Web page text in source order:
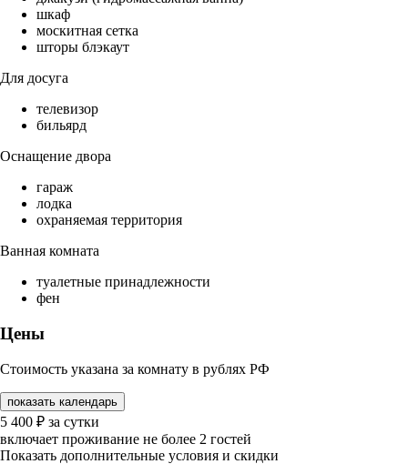
шкаф
москитная сетка
шторы блэкаут
Для досуга
телевизор
бильярд
Оснащение двора
гараж
лодка
охраняемая территория
Ванная комната
туалетные принадлежности
фен
Цены
Стоимость указана за комнату в рублях РФ
показать календарь
5 400 ₽ за сутки
включает проживание не более 2 гостей
Показать дополнительные условия и скидки